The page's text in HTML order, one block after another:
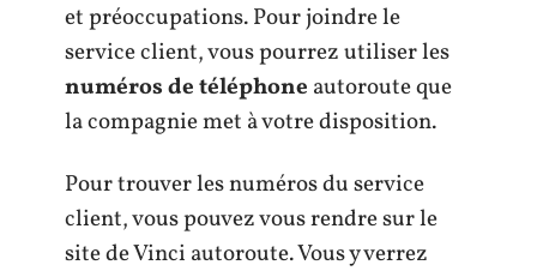
et préoccupations. Pour joindre le
service client, vous pourrez utiliser les
numéros de téléphone autoroute que
la compagnie met à votre disposition.
Pour trouver les numéros du service
client, vous pouvez vous rendre sur le
site de Vinci autoroute. Vous y verrez